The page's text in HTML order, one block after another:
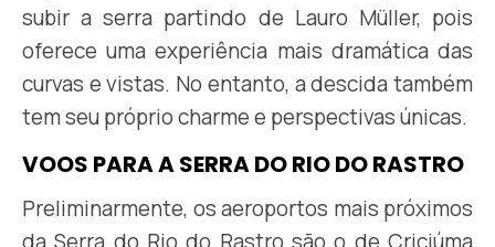
subir a serra partindo de Lauro Müller, pois
oferece uma experiência mais dramática das
curvas e vistas. No entanto, a descida também
tem seu próprio charme e perspectivas únicas.
VOOS PARA A SERRA DO RIO DO RASTRO
Preliminarmente, os aeroportos mais próximos